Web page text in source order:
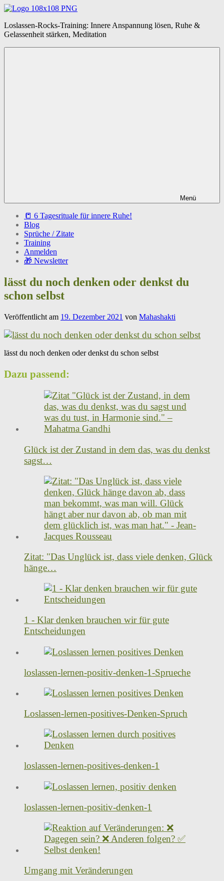
Zum
springen
Loslassen-
Rocks-
Loslassen-Rocks-Training: Innere Anspannung lösen, Ruhe &
Gelassenheit stärken, Meditation
Menü
📒 6 Tagesrituale für innere Ruhe!
Blog
Sprüche / Zitate
Training
Anmelden
🎁 Newsletter
lässt du noch denken oder denkst du
schon selbst
Veröffentlicht am 19. Dezember 2021 von Mahashakti
lässt du noch denken oder denkst du schon selbst
Dazu passend:
Glück ist der Zustand in dem das, was du denkst
sagst…
Zitat: "Das Unglück ist, dass viele denken, Glück
hänge…
1 - Klar denken brauchen wir für gute
Entscheidungen
loslassen-lernen-positiv-denken-1-Sprueche
Loslassen-lernen-positives-Denken-Spruch
loslassen-lernen-positives-denken-1
loslassen-lernen-positiv-denken-1
Umgang mit Veränderungen